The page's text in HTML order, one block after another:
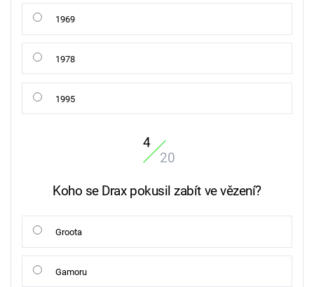
1969
1978
1995
4
20
Koho se Drax pokusil zabít ve vězení?
Groota
Gamoru